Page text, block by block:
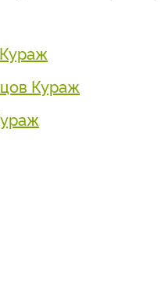
Кураж